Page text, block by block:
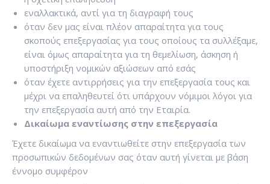
εναλλακτικά, αντί για τη διαγραφή τους
όταν δεν μας είναι πλέον απαραίτητα για τους
σκοπούς επεξεργασίας για τους οποίους τα συλλέξαμε,
είναι όμως απαραίτητα για τη θεμελίωση, άσκηση ή
υποστήριξη νομικών αξιώσεων από εσάς
όταν έχετε αντιρρήσεις για την επεξεργασία τους και
μέχρι να επαληθευτεί ότι υπάρχουν νόμιμοι λόγοι για
την επεξεργασία αυτή από την Εταιρία.
Δικαίωμα εναντίωσης στην επεξεργασία
Έχετε δικαίωμα να εναντιωθείτε στην επεξεργασία των
προσωπικών δεδομένων σας όταν αυτή γίνεται με βάση
έννομο συμφέρον